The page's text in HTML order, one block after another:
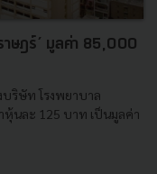
ราษฎร์’ มูลค่า 85,000
ริษัท โรงพยาบาล
หุ้นละ 125 บาท เป็นมูลค่า